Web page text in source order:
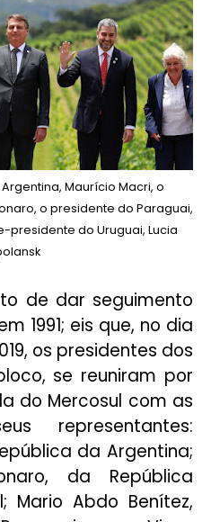
Maurício Macri, o
o presidente do Paraguai,
presidente do Uruguai, Lucia
de dar seguimento
1991; eis que, no dia
os presidentes dos
se reuniram por
do Mercosul com as
representantes:
da Argentina;
da República
Mario Abdo Benítez,